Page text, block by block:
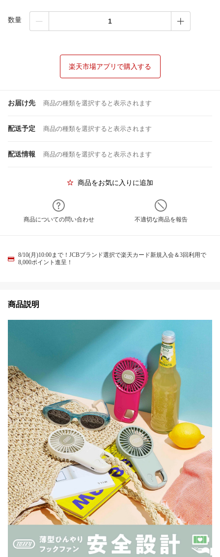
数量
楽天市場アプリで購入する
お届け先 商品の種類を選択すると表示されます
配送予定 商品の種類を選択すると表示されます
配送情報 商品の種類を選択すると表示されます
商品をお気に入りに追加
商品についての問い合わせ 不適切な商品を報告
8/10(月)10:00まで！JCBブランド選択で楽天カード新規入会＆3回利用で
8,000ポイント進呈！
商品説明